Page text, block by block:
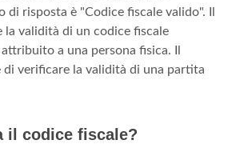
di risposta è "Codice fiscale valido". Il
la validità di un codice fiscale
a una persona fisica. Il
di verificare la validità di una partita
il codice fiscale?